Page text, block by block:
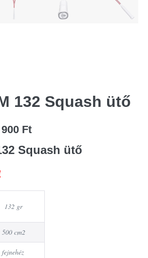
132 Squash ütő
Ft
Squash ütő
132 gr
500 cm2
fejnehéz